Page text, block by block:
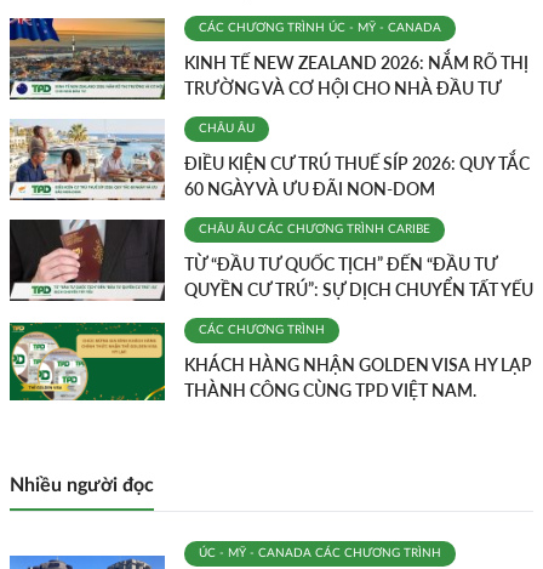
CÁC CHƯƠNG TRÌNH ÚC - MỸ - CANADA
KINH TẾ NEW ZEALAND 2026: NẮM RÕ THỊ
TRƯỜNG VÀ CƠ HỘI CHO NHÀ ĐẦU TƯ
CHÂU ÂU
ĐIỀU KIỆN CƯ TRÚ THUẾ SÍP 2026: QUY TẮC
60 NGÀY VÀ ƯU ĐÃI NON-DOM
CHÂU ÂU CÁC CHƯƠNG TRÌNH CARIBE
TỪ “ĐẦU TƯ QUỐC TỊCH” ĐẾN “ĐẦU TƯ
QUYỀN CƯ TRÚ”: SỰ DỊCH CHUYỂN TẤT YẾU
CÁC CHƯƠNG TRÌNH
KHÁCH HÀNG NHẬN GOLDEN VISA HY LẠP
THÀNH CÔNG CÙNG TPD VIỆT NAM.
Nhiều người đọc
ÚC - MỸ - CANADA CÁC CHƯƠNG TRÌNH